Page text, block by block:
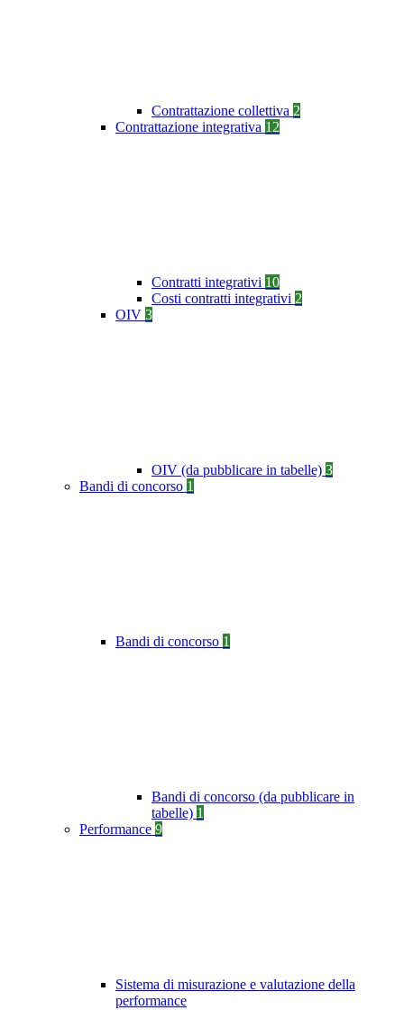
Contrattazione collettiva 2
Contrattazione integrativa 12
Contratti integrativi 10
Costi contratti integrativi 2
OIV 3
OIV (da pubblicare in tabelle) 3
Bandi di concorso 1
Bandi di concorso 1
Bandi di concorso (da pubblicare in
tabelle) 1
Performance 9
Sistema di misurazione e valutazione della
performance